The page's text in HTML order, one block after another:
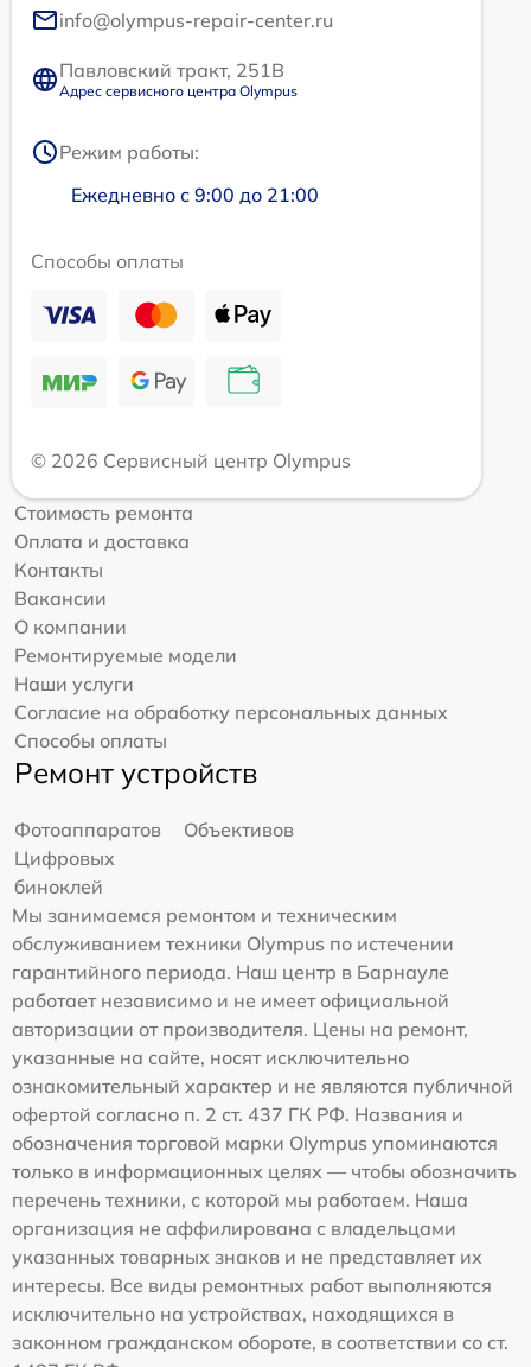
info@olympus-repair-center.ru
Павловский тракт, 251В
Адрес сервисного центра Olympus
Режим работы:
Ежедневно с 9:00 до 21:00
Способы оплаты
© 2026 Сервисный центр Olympus
Стоимость ремонта
Оплата и доставка
Контакты
Вакансии
О компании
Ремонтируемые модели
Наши услуги
Согласие на обработку персональных данных
Способы оплаты
Ремонт устройств
Фотоаппаратов
Объективов
Цифровых
биноклей
Мы занимаемся ремонтом и техническим
обслуживанием техники Olympus по истечении
гарантийного периода. Наш центр в Барнауле
работает независимо и не имеет официальной
авторизации от производителя. Цены на ремонт,
указанные на сайте, носят исключительно
ознакомительный характер и не являются публичной
офертой согласно п. 2 ст. 437 ГК РФ. Названия и
обозначения торговой марки Olympus упоминаются
только в информационных целях — чтобы обозначить
перечень техники, с которой мы работаем. Наша
организация не аффилирована с владельцами
указанных товарных знаков и не представляет их
интересы. Все виды ремонтных работ выполняются
исключительно на устройствах, находящихся в
законном гражданском обороте, в соответствии со ст.